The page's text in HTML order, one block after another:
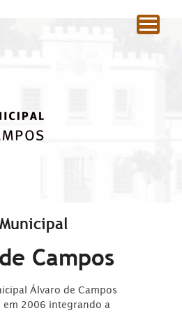
Campos
Álvaro de Campos
2006 integrando a